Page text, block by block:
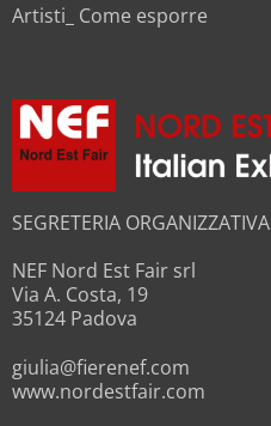
Artisti_ Come esporre
SEGRETERIA ORGANIZZATIVA
NEF Nord Est Fair srl
Via A. Costa, 19
35124 Padova
giulia@fierenef.com
www.nordestfair.com